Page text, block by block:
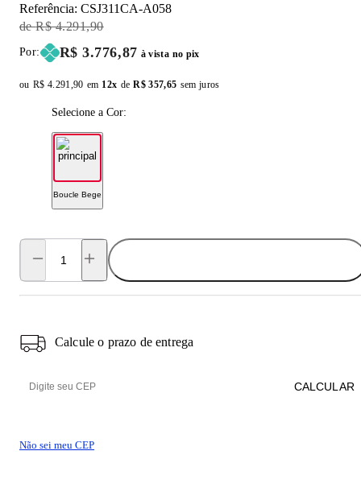
Referência: CSJ311CA-A058
Original Price:
R$ 4.291,90
Por: Price:
R$ 3.776,87 à vista no pix
ou Original price:
R$ 4.291,90 em 12x de Installment price:
R$ 357,65 sem juros
Selecione a Cor:
Boucle Bege
Calcule o prazo de entrega
Não sei meu CEP
CALCULAR